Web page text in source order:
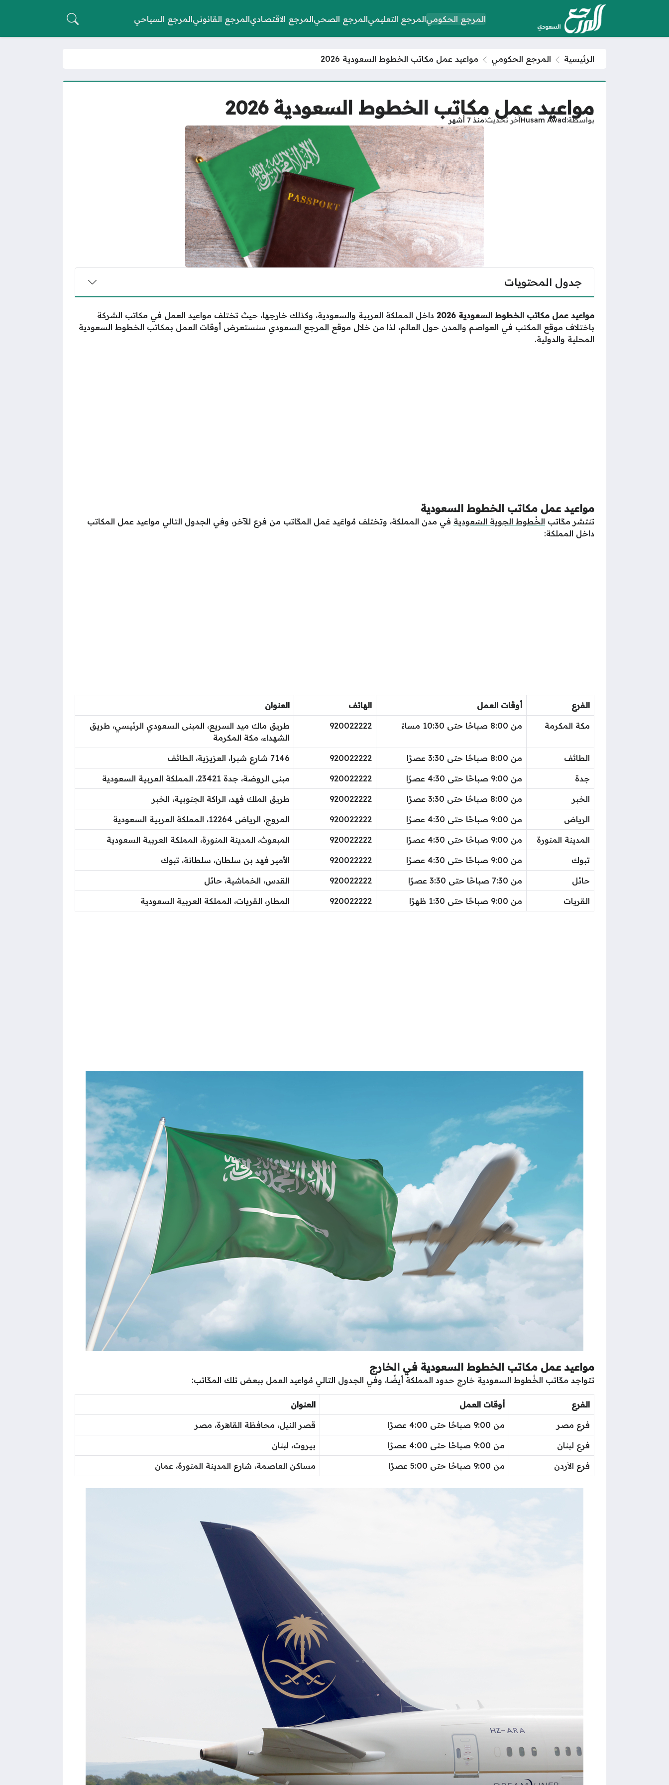
المرجع الحكوميالمرجع التعليميالمرجع الصحيالمرجع الاقتصاديالمرجع القانونيالمرجع السياحي
الرئيسية المرجع الحكومي مواعيد عمل مكاتب الخطوط السعودية 2026
مواعيد عمل مكاتب الخطوط السعودية 2026
بواسطة Husam Awadآخر تحديث منذ 7 أشهر
جدول المحتويات
مواعيد عمل مكاتب الخطوط السعودية 2026
داخل المملكة العربية والسعودية، وكذلك خارجها، حيث تختلف مواعيد العمل في مكاتب الشركة
باختلاف موقع المكتب في العواصم والمدن حول العالم، لذا من خلال موقع المرجع السعودي سنستعرض أوقات العمل بمكاتب الخطوط السعودية
المحلية والدولية.
مواعيد عمل مكاتب الخطوط السعودية
تنتشر مكَاتب الخُطوط الجوية السَعودية في مدن المملكة، وتختلف مُواعَيد عَمل المكَاتب من فرع للآخر، وفي الجدول التالي مواعيد عمل المكاتب
داخل المملكة:
الفرع أوقات العمل الهاتف العنوان
مكة المكرمة من 8:00 صباحًا حتى 10:30 مساءً 920022222
طريق ماك ميد السريع، المبنى السعودي الرئيسي، طريق
الشهداء، مكة المكرمة
الطائف من 8:00 صباحًا حتى 3:30 عصرًا 920022222 7146 شارع شبرا، العزيزية، الطائف
جدة من 9:00 صباحًا حتى 4:30 عصرًا 920022222 مبنى الروضة، جدة 23421، المملكة العربية السعودية
الخبر من 8:00 صباحًا حتى 3:30 عصرًا 920022222 طريق الملك فهد، الراكة الجنوبية، الخبر
الرياض من 9:00 صباحًا حتى 4:30 عصرًا 920022222 المروج، الرياض 12264، المملكة العربية السعودية
المدينة المنورة من 9:00 صباحًا حتى 4:30 عصرًا 920022222 المبعوث، المدينة المنورة، المملكة العربية السعودية
تبوك من 9:00 صباحًا حتى 4:30 عصرًا 920022222 الأمير فهد بن سلطان، سلطانة، تبوك
حائل من 7:30 صباحًا حتى 3:30 عصرًا 920022222 القدس، الخماشية، حائل
القريات من 9:00 صباحًا حتى 1:30 ظهرًا 920022222 المطار، القريات، المملكة العربية السعودية
مواعيد عمل مكاتب الخطوط السعودية في الخارج
تتواجد مكَاتب الخُطوط السعودية خارج حدود المملكة أيضًا، وفي الجدول التالي مُواعيد العمل ببعض تلك المكَاتب:
الفرع أوقات العمل العنوان
فرع مصر من 9:00 صباحًا حتى 4:00 عصرًا قصر النيل، محافظة القاهرة، مصر
فرع لبنان من 9:00 صباحًا حتى 4:00 عصرًا بيروت، لبنان
فرع الأردن من 9:00 صباحًا حتى 5:00 عصرًا مساكن العاصمة، شارع المدينة المنورة، عمان